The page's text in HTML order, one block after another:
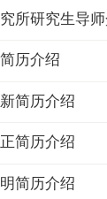
所研究生导
历介绍
简历介绍
简历介绍
简历介绍